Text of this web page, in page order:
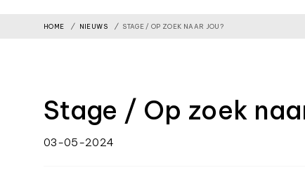
HOME NIEUWS STAGE / OP ZOEK NAAR JOU?
Stage / Op zoek
03-05-2024